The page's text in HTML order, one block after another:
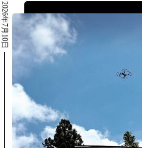
2026年7月10日